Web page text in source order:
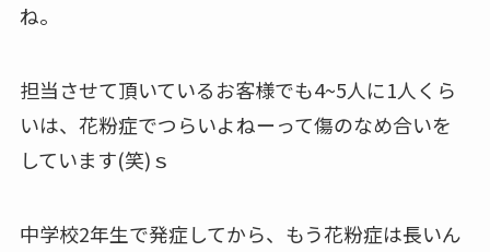
ね。
担当させて頂いているお客様でも4~5人に1人くら
いは、花粉症でつらいよねーって傷のなめ合いを
しています(笑)ｓ
中学校2年生で発症してから、もう花粉症は長いん